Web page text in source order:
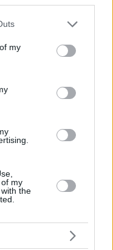
one or more Google
You may click to
third-party tags to
in below Google
my
my
the